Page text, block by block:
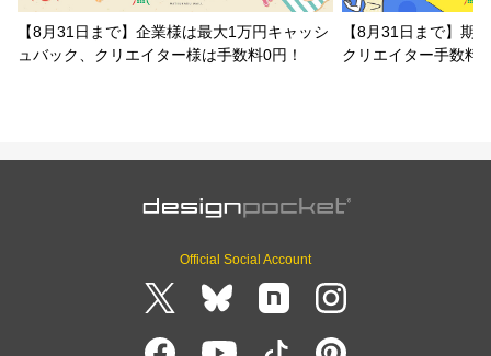
【8月31日まで】企業様は最大1万円キャッシ
ュバック、クリエイター様は手数料0円！
【8月31日まで】期
クリエイター手数料
Official Social Account